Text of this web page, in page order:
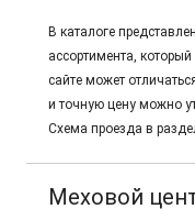
В каталоге
ассортимента,
сайте может
и точную цену можно
Схема проезда в
Меховой